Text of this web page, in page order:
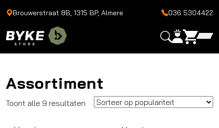
Brouwerstraat 8B, 1315 BP, Almere 036 5304422
Assortiment
Toont alle 9 resultaten Gesorteerd